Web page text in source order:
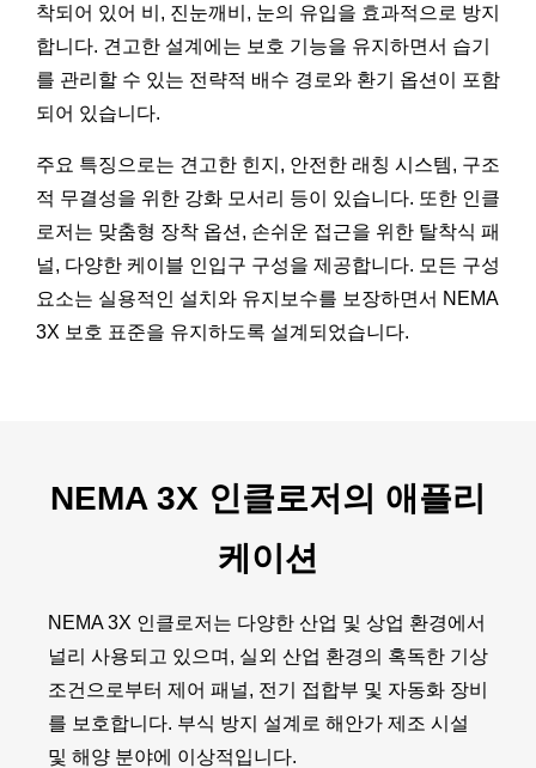
착되어 있어 비, 진눈깨비, 눈의 유입을 효과적으로 방지
합니다. 견고한 설계에는 보호 기능을 유지하면서 습기
를 관리할 수 있는 전략적 배수 경로와 환기 옵션이 포함
되어 있습니다.
주요 특징으로는 견고한 힌지, 안전한 래칭 시스템, 구조
적 무결성을 위한 강화 모서리 등이 있습니다. 또한 인클
로저는 맞춤형 장착 옵션, 손쉬운 접근을 위한 탈착식 패
널, 다양한 케이블 인입구 구성을 제공합니다. 모든 구성
요소는 실용적인 설치와 유지보수를 보장하면서 NEMA
3X 보호 표준을 유지하도록 설계되었습니다.
NEMA 3X 인클로저의 애플리
케이션
NEMA 3X 인클로저는 다양한 산업 및 상업 환경에서
널리 사용되고 있으며, 실외 산업 환경의 혹독한 기상
조건으로부터 제어 패널, 전기 접합부 및 자동화 장비
를 보호합니다. 부식 방지 설계로 해안가 제조 시설
및 해양 분야에 이상적입니다.